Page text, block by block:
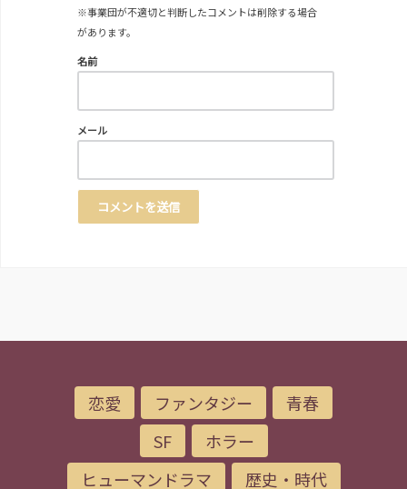
※事業団が不適切と判断したコメントは削除する場合
があります。
名前
メール
恋愛 ファンタジー
青春
SF
ホラー
ヒューマンドラマ
歴史・時代